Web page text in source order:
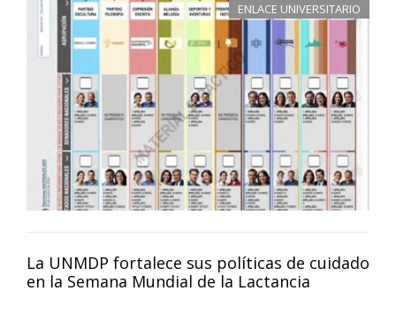
ENLACE UNIVERSITARIO
La UNMDP fortalece sus políticas de cuidado
en la Semana Mundial de la Lactancia